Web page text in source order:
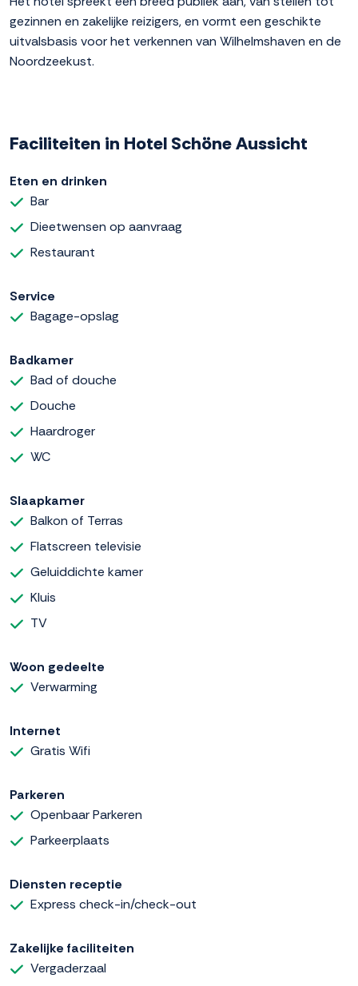
gezinnen en zakelijke reizigers, en vormt een geschikte
uitvalsbasis voor het verkennen van Wilhelmshaven en de
Noordzeekust.
Faciliteiten in Hotel Schöne Aussicht
Eten en drinken
Bar
Dieetwensen op aanvraag
Restaurant
Service
Bagage-opslag
Badkamer
Bad of douche
Douche
Haardroger
WC
Slaapkamer
Balkon of Terras
Flatscreen televisie
Geluiddichte kamer
Kluis
TV
Woon gedeelte
Verwarming
Internet
Gratis Wifi
Parkeren
Openbaar Parkeren
Parkeerplaats
Diensten receptie
Express check-in/check-out
Zakelijke faciliteiten
Vergaderzaal